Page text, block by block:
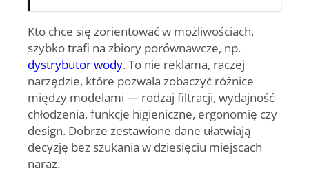
Kto chce się zorientować w możliwościach,
szybko trafi na zbiory porównawcze, np.
dystrybutor wody. To nie reklama, raczej
narzędzie, które pozwala zobaczyć różnice
między modelami — rodzaj filtracji, wydajność
chłodzenia, funkcje higieniczne, ergonomię czy
design. Dobrze zestawione dane ułatwiają
decyzję bez szukania w dziesięciu miejscach
naraz.